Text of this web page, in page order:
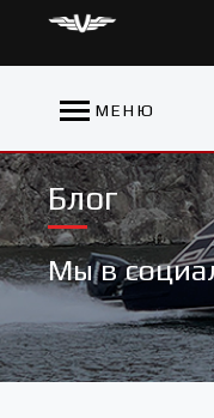
МЕНЮ
Блог
Мы в